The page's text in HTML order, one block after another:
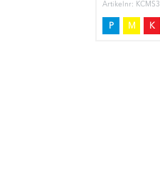
Artikelnr:
P M K